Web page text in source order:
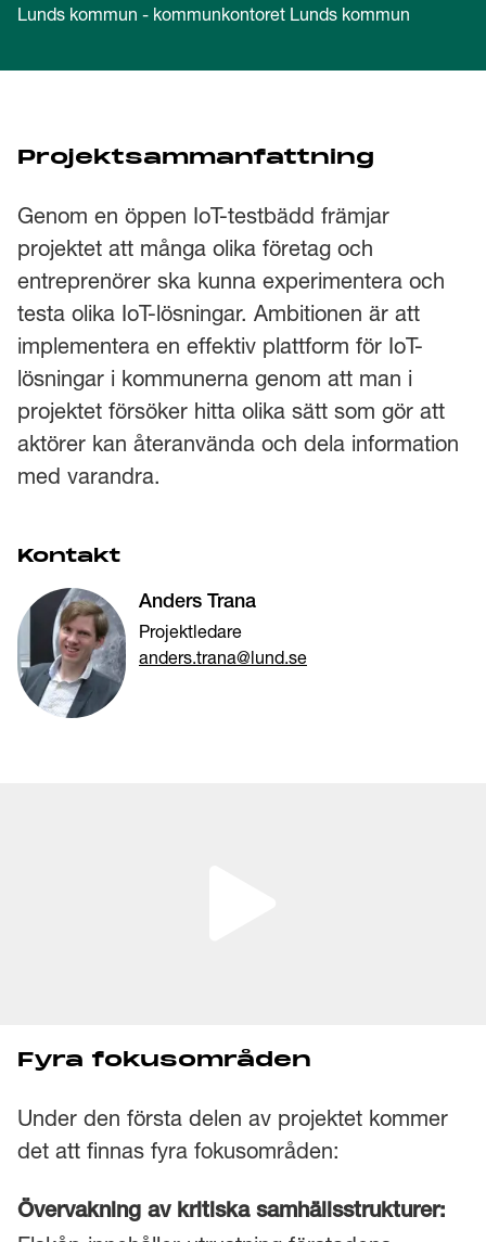
Lunds kommun - kommunkontoret Lunds kommun
Projektsammanfattning
Genom en öppen IoT-testbädd främjar
projektet att många olika företag och
entreprenörer ska kunna experimentera och
testa olika IoT-lösningar. Ambitionen är att
implementera en effektiv plattform för IoT-
lösningar i kommunerna genom att man i
projektet försöker hitta olika sätt som gör att
aktörer kan återanvända och dela information
med varandra.
Kontakt
Anders Trana
Projektledare
anders.trana@lund.se
Fyra fokusområden
Under den första delen av projektet kommer
det att finnas fyra fokusområden:
Övervakning av kritiska samhällsstrukturer: